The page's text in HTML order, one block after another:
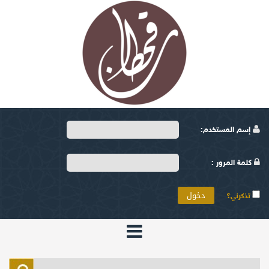
إسم المستخدم:
كلمة المرور :
تذكرني؟